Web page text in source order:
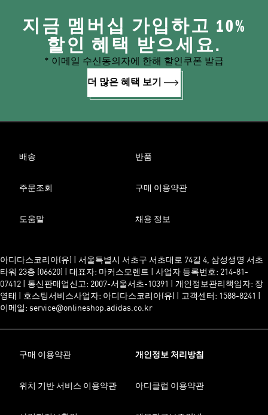
지금 멤버십 가입하고 10%
할인 혜택 받으세요.
* 이메일 수신동의자에 한해 할인쿠폰 발급
더 많은 혜택 보기
배송 반품
주문조회 구매 이용약관
도움말 채용 정보
아디다스코리아(유) | 서울특별시 서초구 서초대로 74길 4, 삼성생명 서초
타워 23층 (06620) | 대표자: 마커스모렌트 | 사업자 등록번호: 214-81-
07412 | 통신판매업신고: 2007-서울서초-10391 | 개인정보관리책임자: 장
영태 | 호스팅서비스사업자: 아디다스코리아(유) | 고객센터: 1588-8241 |
이메일: service@onlineshop.adidas.co.kr
구매 이용약관 개인정보 처리방침
위치 기반 서비스 이용약관 아디클럽 이용약관